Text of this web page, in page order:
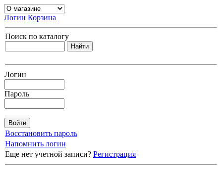
Логин Корзина
Поиск по каталогу
Логин
Пароль
Восстановить пароль
Напомнить логин
Еще нет учетной записи? Регистрация